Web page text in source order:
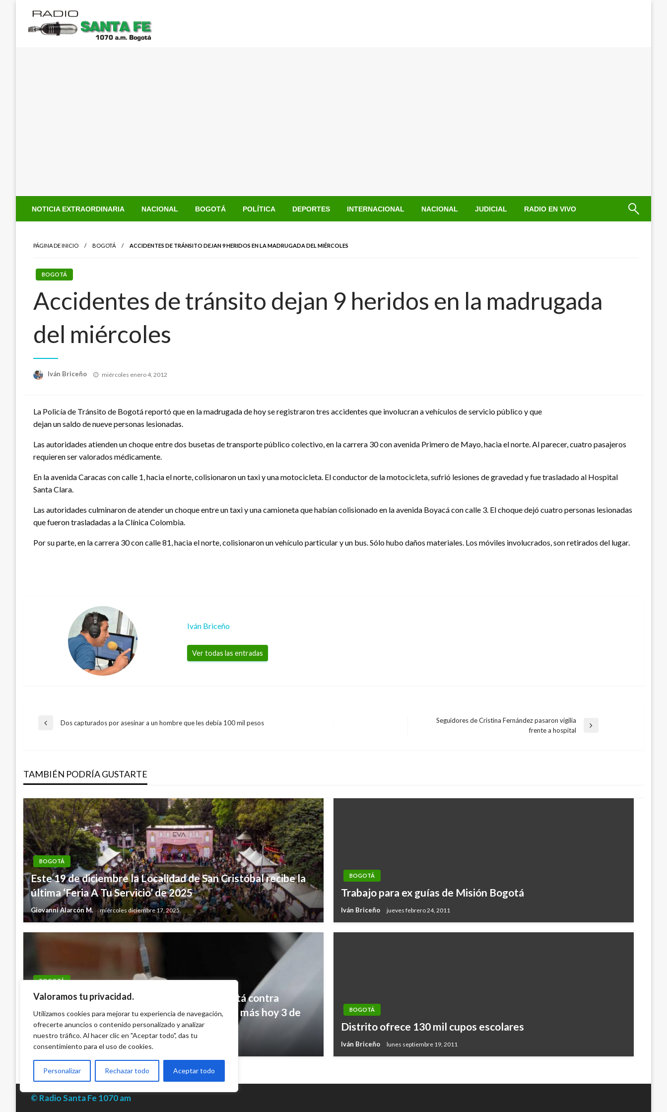
Valoramos tu privacidad.
Utilizamos cookies para mejorar tu experiencia de navegación,
ofrecerte anuncios o contenido personalizado y analizar
nuestro tráfico. Al hacer clic en "Aceptar todo", das tu
consentimiento para el uso de cookies.
Personalizar Rechazar todo Aceptar todo
contenido
NOTICIA EXTRAORDINARIA NACIONAL BOGOTÁ POLÍTICA DEPORTES INTERNACIONAL NACIONAL JUDICIAL RADIO EN VIVO
PÁGINA DE INICIO BOGOTÁ ACCIDENTES DE TRÁNSITO DEJAN 9 HERIDOS EN LA MADRUGADA DEL MIÉRCOLES
BOGOTÁ
Accidentes de tránsito dejan 9 heridos en la madrugada
del miércoles
Iván Briceño
Publicado
miércoles enero 4, 2012
La Policía de Tránsito de Bogotá reportó que en la madrugada de hoy se registraron tres accidentes que involucran a vehículos de servicio público y que
dejan un saldo de nueve personas lesionadas.
Las autoridades atienden un choque entre dos busetas de transporte público colectivo, en la carrera 30 con avenida Primero de Mayo, hacia el norte. Al parecer, cuatro pasajeros
requieren ser valorados médicamente.
En la avenida Caracas con calle 1, hacia el norte, colisionaron un taxi y una motocicleta. El conductor de la motocicleta, sufrió lesiones de gravedad y fue trasladado al Hospital
Santa Clara.
Las autoridades culminaron de atender un choque entre un taxi y una camioneta que habían colisionado en la avenida Boyacá con calle 3. El choque dejó cuatro personas lesionadas
que fueron trasladadas a la Clínica Colombia.
Por su parte, en la carrera 30 con calle 81, hacia el norte, colisionaron un vehículo particular y un bus. Sólo hubo daños materiales. Los móviles involucrados, son retirados del lugar.
Iván Briceño
Ver todas las entradas
Navegación
entradas
Entrada
Dos capturados por asesinar a un hombre que les debía 100 mil pesos
Seguidores de Cristina Fernández pasaron vigilia
frente a hospital
TAMBIÉN PODRÍA GUSTARTE
BOGOTÁ
Este 19 de diciembre la Localidad de San Cristóbal recibe la
última ‘Feria A Tu Servicio’ de 2025
Giovanni Alarcón M. miércoles diciembre 17, 2025
BOGOTÁ
Trabajo para ex guías de Misión Bogotá
Iván Briceño jueves febrero 24, 2011
BOGOTÁ
Estos son los puntos de vacunación en Bogotá contra
poliomielitis, sarampión, difteria, tos ferina y más hoy 3 de
septiembre de 2025
Giovanni Alarcón M. miércoles septiembre 3, 2025
BOGOTÁ
Distrito ofrece 130 mil cupos escolares
Iván Briceño lunes septiembre 19, 2011
© Radio Santa Fe 1070 am